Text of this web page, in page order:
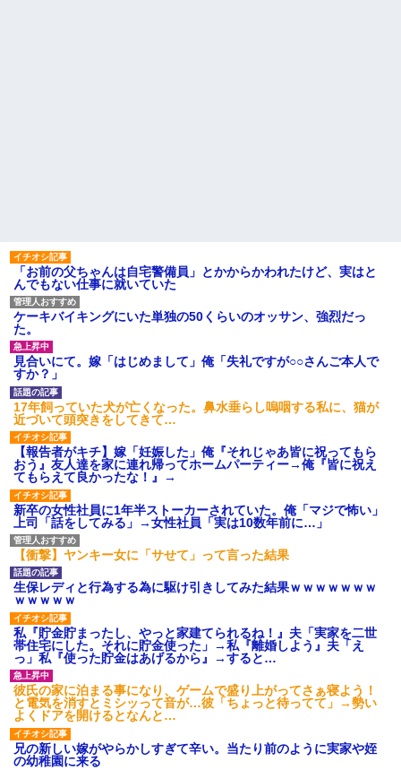
ション鳴らしてんだ！降りてこ
いよ！」と怒鳴りだし...
【衝撃】報酬100万円超の治験
募集がこちらｗｗｗｗｗ(※画像
あり)
【ネット騒然】惨殺されたタ
ワマン頂き女子のこの動画、す
げえええええｗｗｗｗｗｗｗｗ
ｗｗｗ
【愕然】白のクラウン俺氏、
高速道路左車線を制限速度で走
った結果wwwwwwwwwwww
百年の恋12-899 食べた量を
張り合ってくる
【悲報】佐藤輝明・・・２軍
でも盛大にやらかす←あまり悲
しませないでくれ
「お前の父ちゃんは自宅警備員」とかからかわれたけど、実はと
んでもない仕事に就いていた
ケーキバイキングにいた単独の50くらいのオッサン、強烈だっ
た。
見合いにて。嫁「はじめまして」俺「失礼ですが○○さんご本人で
すか？」
17年飼っていた犬が亡くなった。鼻水垂らし嗚咽する私に、猫が
近づいて頭突きをしてきて…
【報告者がキチ】嫁「妊娠した」俺『それじゃあ皆に祝ってもら
おう』友人達を家に連れ帰ってホームパーティー→俺『皆に祝え
てもらえて良かったな！』→
新卒の女性社員に1年半ストーカーされていた。俺「マジで怖い」
上司「話をしてみる」→女性社員「実は10数年前に…」
【衝撃】ヤンキー女に「サせて」って言った結果
生保レディと行為する為に駆け引きしてみた結果ｗｗｗｗｗｗｗ
ｗｗｗｗｗ
私『貯金貯まったし、やっと家建てられるね！』夫「実家を二世
帯住宅にした。それに貯金使った」→私『離婚しよう』夫「え
っ」私『使った貯金はあげるから』→すると…
彼氏の家に泊まる事になり、ゲームで盛り上がってさぁ寝よう！
と電気を消すとミシッって音が…彼「ちょっと待ってて」→勢い
よくドアを開けるとなんと…
兄の新しい嫁がやらかしすぎて辛い。当たり前のように実家や姪
の幼稚園に来る